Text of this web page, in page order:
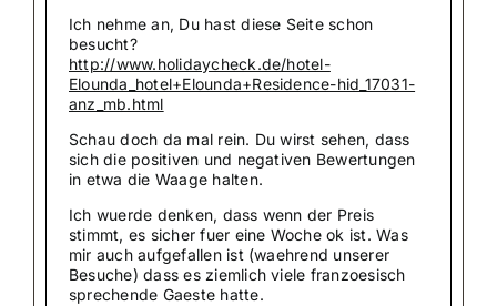
Ich nehme an, Du hast diese Seite schon
besucht?
http://www.holidaycheck.de/hotel-
Elounda_hotel+Elounda+Residence-hid_17031-
anz_mb.html
Schau doch da mal rein. Du wirst sehen, dass
sich die positiven und negativen Bewertungen
in etwa die Waage halten.
Ich wuerde denken, dass wenn der Preis
stimmt, es sicher fuer eine Woche ok ist. Was
mir auch aufgefallen ist (waehrend unserer
Besuche) dass es ziemlich viele franzoesisch
sprechende Gaeste hatte.